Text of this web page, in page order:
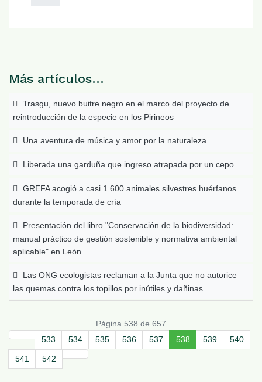
Más artículos…
Trasgu, nuevo buitre negro en el marco del proyecto de
reintroducción de la especie en los Pirineos
Una aventura de música y amor por la naturaleza
Liberada una garduña que ingreso atrapada por un cepo
GREFA acogió a casi 1.600 animales silvestres huérfanos
durante la temporada de cría
Presentación del libro "Conservación de la biodiversidad:
manual práctico de gestión sostenible y normativa ambiental
aplicable" en León
Las ONG ecologistas reclaman a la Junta que no autorice
las quemas contra los topillos por inútiles y dañinas
533 534 535 536 537 538 539 540
541 542
Página 538 de 657